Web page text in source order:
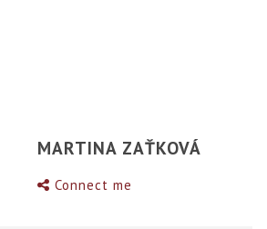
MARTINA ZAŤKOVÁ
Connect me